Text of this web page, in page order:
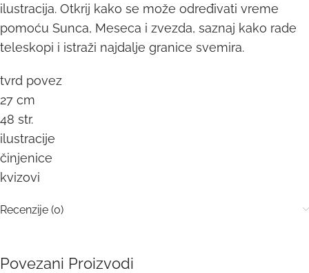
ilustracija. Otkrij kako se može određivati vreme
pomoću Sunca, Meseca i zvezda, saznaj kako rade
teleskopi i istraži najdalje granice svemira.
tvrd povez
27 cm
48 str.
ilustracije
činjenice
kvizovi
Recenzije (0)
Povezani Proizvodi